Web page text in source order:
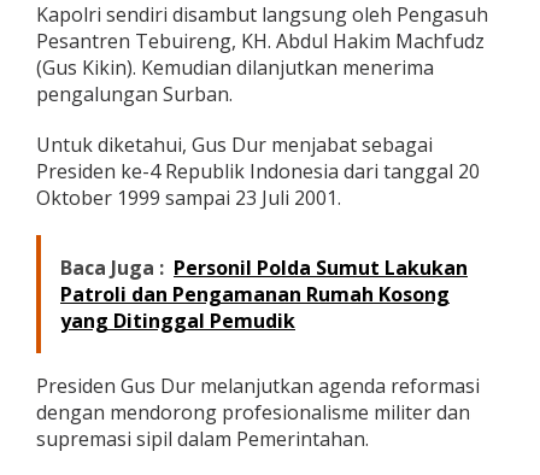
Kapolri sendiri disambut langsung oleh Pengasuh
Pesantren Tebuireng, KH. Abdul Hakim Machfudz
(Gus Kikin). Kemudian dilanjutkan menerima
pengalungan Surban.
Untuk diketahui, Gus Dur menjabat sebagai
Presiden ke-4 Republik Indonesia dari tanggal 20
Oktober 1999 sampai 23 Juli 2001.
Baca Juga : Personil Polda Sumut Lakukan
Patroli dan Pengamanan Rumah Kosong
yang Ditinggal Pemudik
Presiden Gus Dur melanjutkan agenda reformasi
dengan mendorong profesionalisme militer dan
supremasi sipil dalam Pemerintahan.